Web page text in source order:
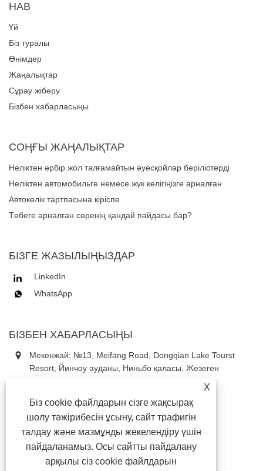
НАВ
Үй
Біз туралы
Өнімдер
Жаңалықтар
Сұрау жіберу
Бізбен хабарласыңы
СОҢҒЫ ЖАҢАЛЫҚТАР
Неліктен әрбір жол талғамайтын әуесқойлар берілістерді
басқару үшін сенімді көлік тартпасы жүйесіне сенеді?
Неліктен автомобильге немесе жүк көлігіңізге арналған
көліктер жүйесін таңдау керек?
Автокөлік тартпасына кіріспе
Төбеге арналған сөренің қандай пайдасы бар?
БІЗГЕ ЖАЗЫЛЫҢЫЗДАР
LinkedIn
WhatsApp
БІЗБЕН ХАБАРЛАСЫҢЫ
Мекенжай: №13, Meifang Road, Dongqian Lake Tourst
Resort, Йинчоу ауданы, Ниньбо қаласы, Жезеген
Тел:
+86-18867637353
Телефон:+86-18867637353
Электрондық пошта:daniel3@china-astauto.com
X
Біз cookie файлдарын сізге жақсырақ
шолу тәжірибесін ұсыну, сайт трафигін
талдау және мазмұнды жекелендіру үшін
пайдаланамыз. Осы сайтты пайдалану
арқылы сіз cookie файлдарын